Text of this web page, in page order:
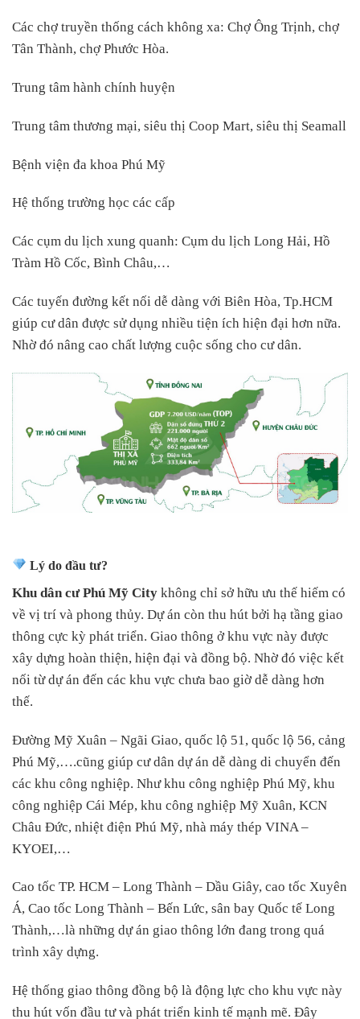
Các chợ truyền thống cách không xa: Chợ Ông Trịnh, chợ
Tân Thành, chợ Phước Hòa.
Trung tâm hành chính huyện
Trung tâm thương mại, siêu thị Coop Mart, siêu thị Seamall
Bệnh viện đa khoa Phú Mỹ
Hệ thống trường học các cấp
Các cụm du lịch xung quanh: Cụm du lịch Long Hải, Hồ
Tràm Hồ Cốc, Bình Châu,…
Các tuyến đường kết nối dễ dàng với Biên Hòa, Tp.HCM
giúp cư dân được sử dụng nhiều tiện ích hiện đại hơn nữa.
Nhờ đó nâng cao chất lượng cuộc sống cho cư dân.
Lý do đầu tư?
Khu dân cư Phú Mỹ City không chỉ sở hữu ưu thế hiếm có
về vị trí và phong thủy. Dự án còn thu hút bởi hạ tầng giao
thông cực kỳ phát triển. Giao thông ở khu vực này được
xây dựng hoàn thiện, hiện đại và đồng bộ. Nhờ đó việc kết
nối từ dự án đến các khu vực chưa bao giờ dễ dàng hơn
thế.
Đường Mỹ Xuân – Ngãi Giao, quốc lộ 51, quốc lộ 56, cảng
Phú Mỹ,….cũng giúp cư dân dự án dễ dàng di chuyển đến
các khu công nghiệp. Như khu công nghiệp Phú Mỹ, khu
công nghiệp Cái Mép, khu công nghiệp Mỹ Xuân, KCN
Châu Đức, nhiệt điện Phú Mỹ, nhà máy thép VINA –
KYOEI,…
Cao tốc TP. HCM – Long Thành – Dầu Giây, cao tốc Xuyên
Á, Cao tốc Long Thành – Bến Lức, sân bay Quốc tế Long
Thành,…là những dự án giao thông lớn đang trong quá
trình xây dựng.
Hệ thống giao thông đồng bộ là động lực cho khu vực này
thu hút vốn đầu tư và phát triển kinh tế mạnh mẽ. Đây